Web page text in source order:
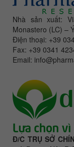
Nhà sản xuất:
Monastero (LC) –
Điện thoại: +39
Fax: +39 0341
Email:
Đ/C TRỤ SỞ